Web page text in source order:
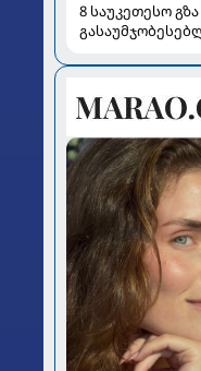
8 საუკეთესო